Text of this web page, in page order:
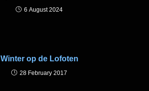
6 August 2024
Winter op de Lofoten
28 February 2017